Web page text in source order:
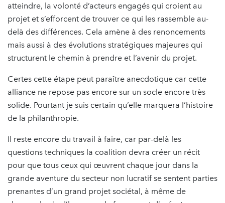
atteindre, la volonté d’acteurs engagés qui croient au
projet et s’efforcent de trouver ce qui les rassemble au-
delà des différences. Cela amène à des renoncements
mais aussi à des évolutions stratégiques majeures qui
structurent le chemin à prendre et l’avenir du projet.
Certes cette étape peut paraître anecdotique car cette
alliance ne repose pas encore sur un socle encore très
solide. Pourtant je suis certain qu’elle marquera l’histoire
de la philanthropie.
Il reste encore du travail à faire, car par-delà les
questions techniques la coalition devra créer un récit
pour que tous ceux qui œuvrent chaque jour dans la
grande aventure du secteur non lucratif se sentent parties
prenantes d’un grand projet sociétal, à même de